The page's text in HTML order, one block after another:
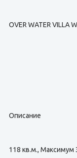
OVER WATER VILLA
Описание
118 кв.м., Максимум